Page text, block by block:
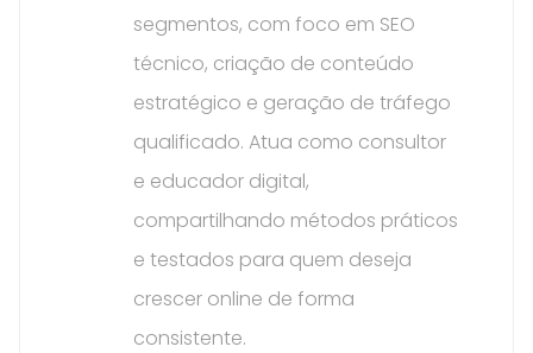
segmentos, com foco em SEO
técnico, criação de conteúdo
estratégico e geração de tráfego
qualificado. Atua como consultor
e educador digital,
compartilhando métodos práticos
e testados para quem deseja
crescer online de forma
consistente.